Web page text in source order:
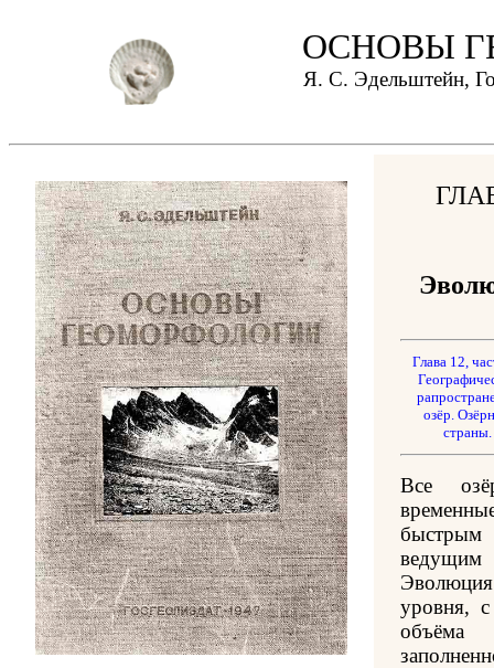
ОСНОВЫ
Я. С. Эдельштейн,
Глава 12,
озёр.
страны.
Все
быстрым
уровня,
объёма